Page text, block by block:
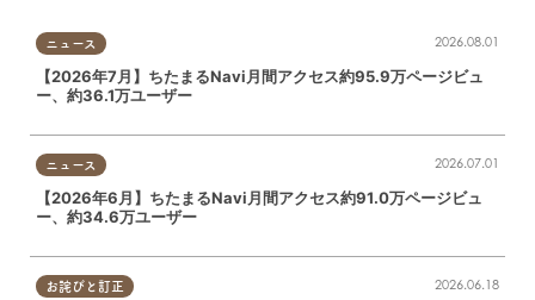
ニュース 2026.08.01
【2026年7月】ちたまるNavi月間アクセス約95.9万ページビュ
ー、約36.1万ユーザー
ニュース 2026.07.01
【2026年6月】ちたまるNavi月間アクセス約91.0万ページビュ
ー、約34.6万ユーザー
お詫びと訂正 2026.06.18